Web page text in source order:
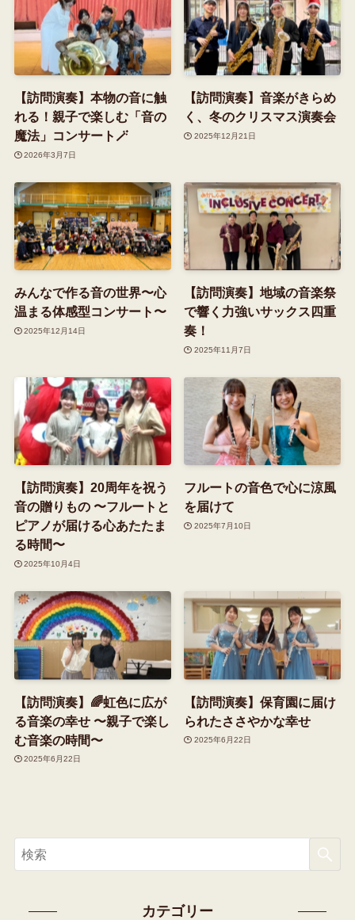
【訪問演奏】本物の音に触
れる！親子で楽しむ「音の
魔法」コンサート🪄
2026年3月7日
【訪問演奏】音楽がきらめ
く、冬のクリスマス演奏会
2025年12月21日
みんなで作る音の世界〜心
温まる体感型コンサート〜
2025年12月14日
【訪問演奏】地域の音楽祭
で響く力強いサックス四重
奏！
2025年11月7日
【訪問演奏】20周年を祝う
音の贈りもの 〜フルートと
ピアノが届ける心あたたま
る時間〜
2025年10月4日
フルートの音色で心に涼風
を届けて
2025年7月10日
【訪問演奏】🌈虹色に広が
る音楽の幸せ 〜親子で楽し
む音楽の時間〜
2025年6月22日
【訪問演奏】保育園に届け
られたささやかな幸せ
2025年6月22日
カテゴリー